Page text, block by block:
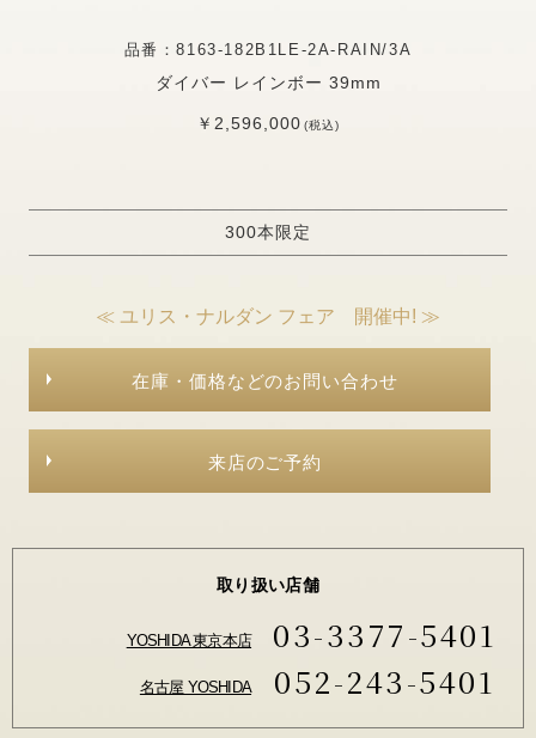
品番：8163-182B1LE-2A-RAIN/3A
ダイバー レインボー 39mm
￥2,596,000(税込)
300本限定
≪ ユリス・ナルダン フェア 開催中! ≫
在庫・価格などのお問い合わせ
来店のご予約
取り扱い店舗
YOSHIDA 東京本店 03-3377-5401
名古屋 YOSHIDA 052-243-5401